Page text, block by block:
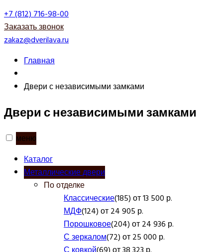
+7 (812) 716-98-00
Заказать звонок
zakaz@dverilava.ru
Главная
Двери с независимыми замками
Двери с независимыми замками
меню
Каталог
Металлические двери
По отделке
Классические(185) от 13 500 р.
МДФ(124) от 24 905 р.
Порошковое(204) от 24 936 р.
С зеркалом(72) от 25 000 р.